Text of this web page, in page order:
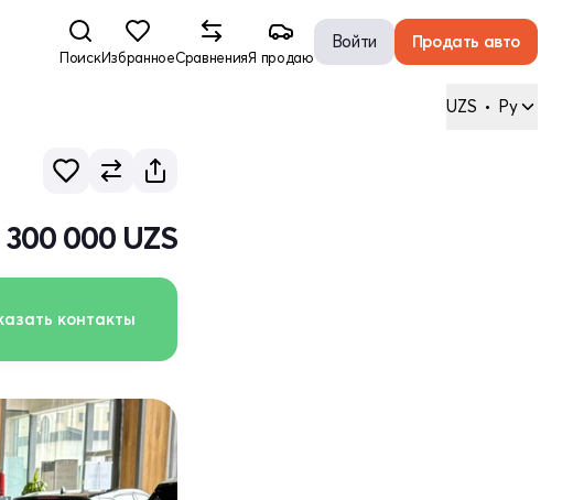
ПоискИзбранноеСравненияЯ продаю
Войти Продать авто
UZS • Ру
300 000 UZS
контакты